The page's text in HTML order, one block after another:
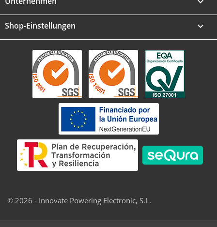
Shop-Einstellungen keyboard_arrow_down
© 2026 - Innovate Powering Electronic, S.L.